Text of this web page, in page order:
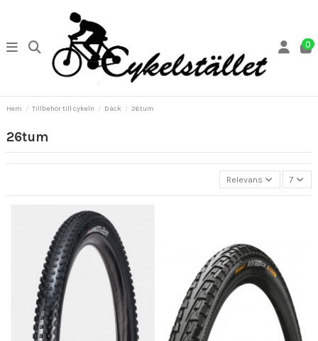
0
Hem Tillbehör till cykeln Däck 26tum
26tum
Relevans 7